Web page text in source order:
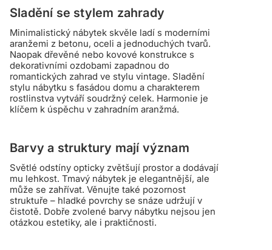
Sladění se stylem zahrady
Minimalistický nábytek skvěle ladí s moderními
aranžemi z betonu, oceli a jednoduchých tvarů.
Naopak dřevěné nebo kovové konstrukce s
dekorativními ozdobami zapadnou do
romantických zahrad ve stylu vintage. Sladění
stylu nábytku s fasádou domu a charakterem
rostlinstva vytváří soudržný celek. Harmonie je
klíčem k úspěchu v zahradním aranžmá.
Barvy a struktury mají význam
Světlé odstíny opticky zvětšují prostor a dodávají
mu lehkost. Tmavý nábytek je elegantnější, ale
může se zahřívat. Věnujte také pozornost
struktuře – hladké povrchy se snáze udržují v
čistotě. Dobře zvolené barvy nábytku nejsou jen
otázkou estetiky, ale i praktičnosti.